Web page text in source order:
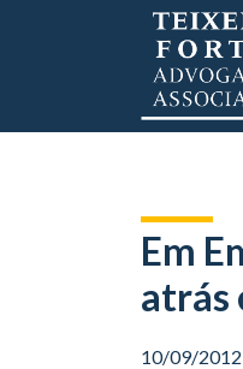
Em
atrás
10/09/2012